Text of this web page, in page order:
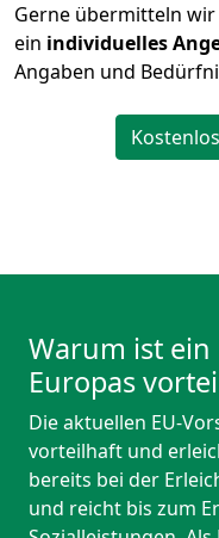
Gerne übermitteln
ein individuelles
Angaben und
Warum ist
Europas
Die aktuellen EU-
vorteilhaft und
bereits bei der
und reicht bis zum